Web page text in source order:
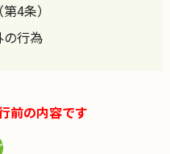
4条）
行為
前の内容です